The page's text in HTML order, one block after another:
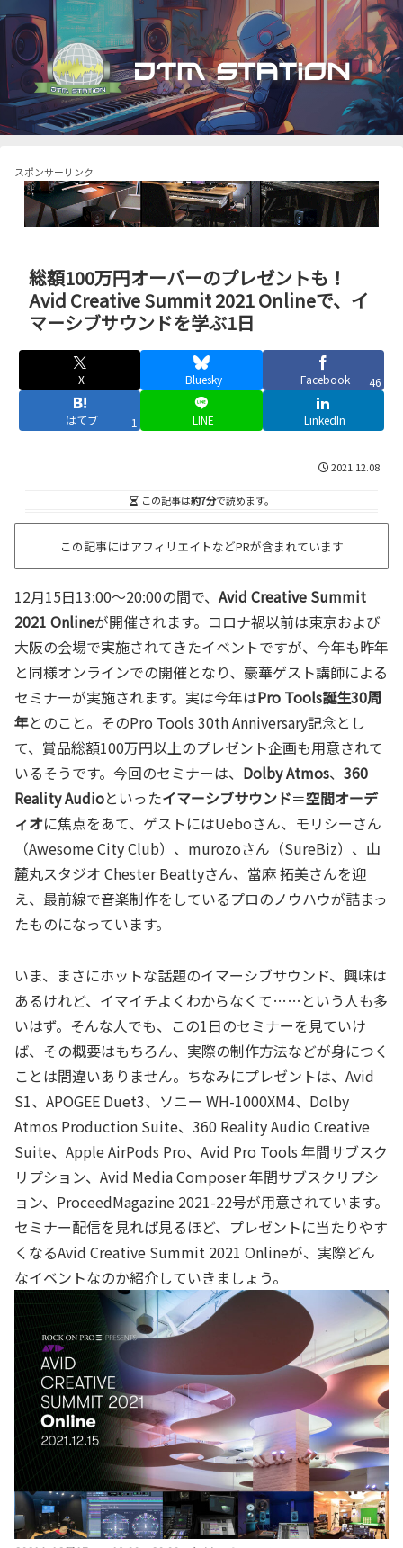
スポンサーリンク
総額100万円オーバーのプレゼントも！
Avid Creative Summit 2021 Onlineで、イ
マーシブサウンドを学ぶ1日
X Bluesky Facebook 46
はてブ 1 LINE LinkedIn
2021.12.08
この記事は約7分で読めます。
この記事にはアフィリエイトなどPRが含まれています
12月15日13:00～20:00の間で、 Avid Creative Summit
2021 Onlineが開催されます。コロナ禍以前は東京および
大阪の会場で実施されてきたイベントですが、今年も昨年
と同様オンラインでの開催となり、豪華ゲスト講師による
セミナーが実施されます。実は今年はPro Tools誕生30周
年とのこと。そのPro Tools 30th Anniversary記念とし
て、賞品総額100万円以上のプレゼント企画も用意されて
いるそうです。今回のセミナーは、 Dolby Atmos、 360
Reality Audioといったイマーシブサウンド＝空間オーデ
ィオに焦点をあて、ゲストにはUeboさん、モリシーさん
（Awesome City Club）、murozoさん（SureBiz）、山
麓丸スタジオ Chester Beattyさん、當麻 拓美さんを迎
え、最前線で音楽制作をしているプロのノウハウが詰まっ
たものになっています。
いま、まさにホットな話題のイマーシブサウンド、興味は
あるけれど、イマイチよくわからなくて……という人も多
いはず。そんな人でも、この1日のセミナーを見ていけ
ば、その概要はもちろん、実際の制作方法などが身につく
ことは間違いありません。ちなみにプレゼントは、Avid
S1、APOGEE Duet3、ソニー WH-1000XM4、Dolby
Atmos Production Suite、360 Reality Audio Creative
Suite、Apple AirPods Pro、Avid Pro Tools 年間サブスク
リプション、Avid Media Composer 年間サブスクリプシ
ョン、ProceedMagazine 2021-22号が用意されています。
セミナー配信を見れば見るほど、プレゼントに当たりやす
くなるAvid Creative Summit 2021 Onlineが、実際どん
なイベントなのか紹介していきましょう。